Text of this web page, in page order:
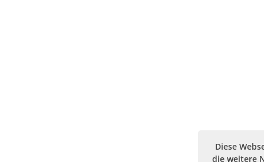
Diese
die weitere